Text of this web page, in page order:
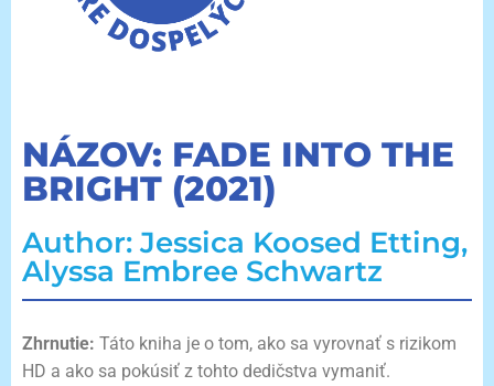
NÁZOV: FADE INTO THE
BRIGHT (2021)
Author: Jessica Koosed Etting,
Alyssa Embree Schwartz
Zhrnutie: Táto kniha je o tom, ako sa vyrovnať s rizikom
HD a ako sa pokúsiť z tohto dedičstva vymaniť.